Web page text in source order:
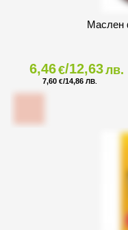
Маслен
6,46€/12,63лв.
7,60 €/14,86 ЛВ.